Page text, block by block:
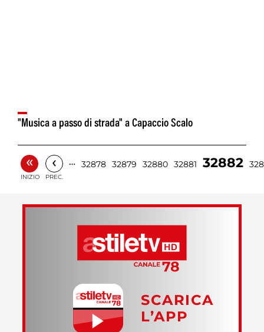
"Musica a passo di strada" a Capaccio Scalo
«
INIZIO
‹
PREC.
… 32878 32879 32880 32881 32882
SCARICA
L’APP